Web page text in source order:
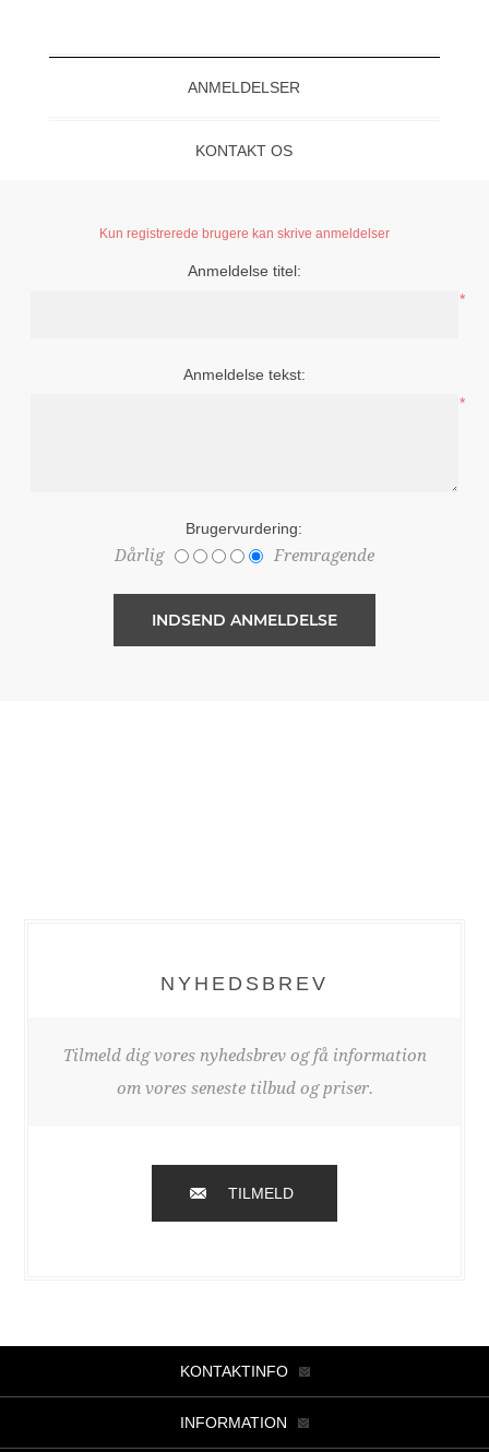
ANMELDELSER
KONTAKT OS
Kun registrerede brugere kan skrive anmeldelser
Anmeldelse titel:
*
Anmeldelse tekst:
*
Brugervurdering:
Dårlig Fremragende
NYHEDSBREV
Tilmeld dig vores nyhedsbrev og få information
om vores seneste tilbud og priser.
TILMELD
KONTAKTINFO
INFORMATION